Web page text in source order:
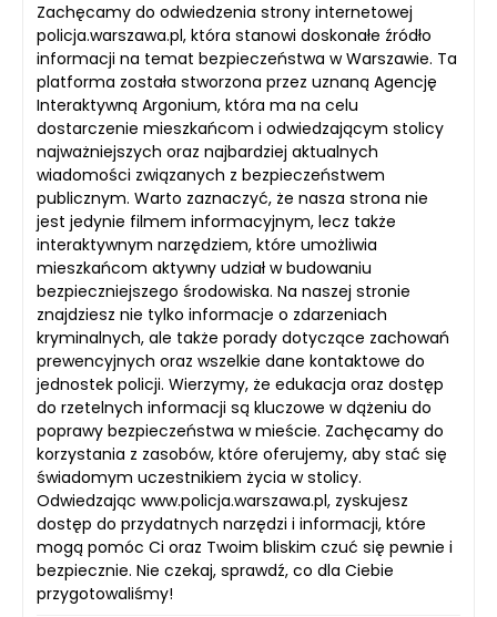
Zachęcamy do odwiedzenia strony internetowej
policja.warszawa.pl, która stanowi doskonałe źródło
informacji na temat bezpieczeństwa w Warszawie. Ta
platforma została stworzona przez uznaną Agencję
Interaktywną Argonium, która ma na celu
dostarczenie mieszkańcom i odwiedzającym stolicy
najważniejszych oraz najbardziej aktualnych
wiadomości związanych z bezpieczeństwem
publicznym. Warto zaznaczyć, że nasza strona nie
jest jedynie filmem informacyjnym, lecz także
interaktywnym narzędziem, które umożliwia
mieszkańcom aktywny udział w budowaniu
bezpieczniejszego środowiska. Na naszej stronie
znajdziesz nie tylko informacje o zdarzeniach
kryminalnych, ale także porady dotyczące zachowań
prewencyjnych oraz wszelkie dane kontaktowe do
jednostek policji. Wierzymy, że edukacja oraz dostęp
do rzetelnych informacji są kluczowe w dążeniu do
poprawy bezpieczeństwa w mieście. Zachęcamy do
korzystania z zasobów, które oferujemy, aby stać się
świadomym uczestnikiem życia w stolicy.
Odwiedzając www.policja.warszawa.pl, zyskujesz
dostęp do przydatnych narzędzi i informacji, które
mogą pomóc Ci oraz Twoim bliskim czuć się pewnie i
bezpiecznie. Nie czekaj, sprawdź, co dla Ciebie
przygotowaliśmy!